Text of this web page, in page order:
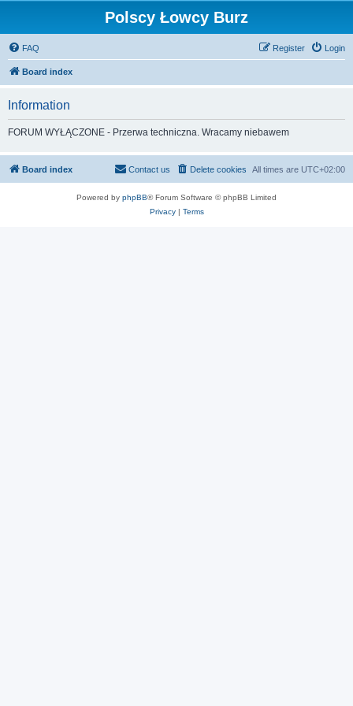
Polscy Łowcy Burz
FAQ Login
Register
Board index
Information
FORUM WYŁĄCZONE - Przerwa techniczna. Wracamy niebawem
Board index All times are UTC+02:00
Delete cookies
Contact us
Powered by phpBB® Forum Software © phpBB Limited
Privacy| Terms